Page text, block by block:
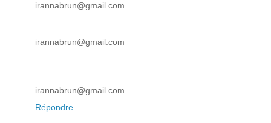
irannabrun@gmail.com
irannabrun@gmail.com
irannabrun@gmail.com
Répondre